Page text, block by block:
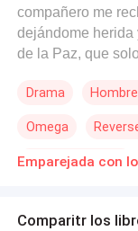
compañero me
dejándome herida
de la Paz, que
segunda
Norte, y Darian
Habían sido
traidora. Si me
Drama
Omega
De Débil a Fuerte
Comparitr los